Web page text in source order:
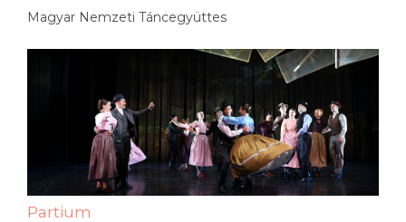
Magyar Nemzeti Táncegyüttes
Partium